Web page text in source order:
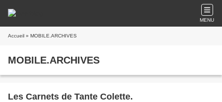
MENU
Accueil » MOBILE.ARCHIVES
MOBILE.ARCHIVES
Les Carnets de Tante Colette.